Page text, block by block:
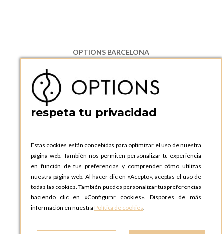
OPTIONS BARCELONA
08130 Santa Perpetua de Moguda, Barcelona
ESPAñA
Teléfono:
+34 935 724 041
OPTIONS BARCELONA SHOWROOM
ESPAñA
Teléfono:+34 935 724 041
OPTIONS MADRID
C. Lucio Emilio Cándido, 6,
28803 Alcalá de Henares, Madrid
ESPAñA
respeta tu privacidad
Estas cookies están concebidas para optimizar el uso de nuestra
página web. También nos permiten personalizar tu experiencia
en función de tus preferencias y comprender cómo utilizas
nuestra página web. Al hacer clic en «Acepto», aceptas el uso de
todas las cookies. También puedes personalizar tus preferencias
haciendo clic en «Configurar cookies». Dispones de más
información en nuestra Política de cookies.